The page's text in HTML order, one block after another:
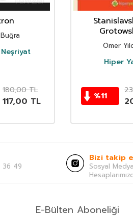
180,00TL
117,00 TL
ve Rol
Ömer
Hiper
%11
36 49
Bizi takip
Sosyal Medya
E-Bülten Aboneliği